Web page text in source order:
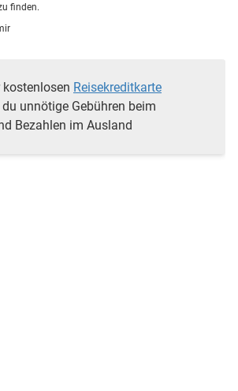
finden.
Reisekreditkarte
unnötige Gebühren beim
Bezahlen im Ausland